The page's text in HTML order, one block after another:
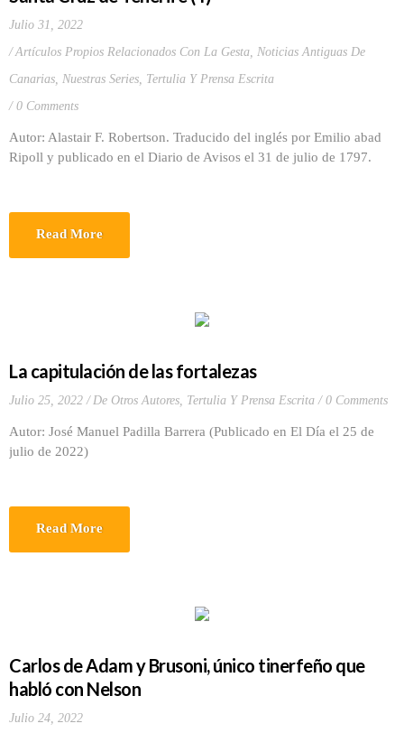
Julio 31, 2022
Artículos Propios Relacionados Con La Gesta, Noticias Antiguas De
Canarias, Nuestras Series, Tertulia Y Prensa Escrita
0 Comments
Autor: Alastair F. Robertson. Traducido del inglés por Emilio abad
Ripoll y publicado en el Diario de Avisos el 31 de julio de 1797.
Read More
La capitulación de las fortalezas
Julio 25, 2022 De Otros Autores, Tertulia Y Prensa Escrita 0 Comments
Autor: José Manuel Padilla Barrera (Publicado en El Día el 25 de
julio de 2022)
Read More
Carlos de Adam y Brusoni, único tinerfeño que
habló con Nelson
Julio 24, 2022